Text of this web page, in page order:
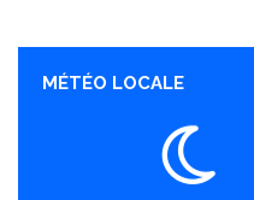
MÉTÉO LOCALE